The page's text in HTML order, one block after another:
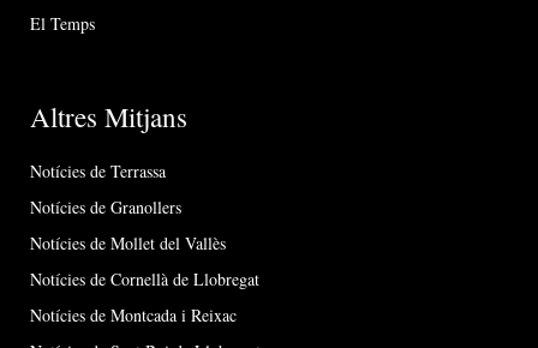
El Temps
Altres Mitjans
Notícies de Terrassa
Notícies de Granollers
Notícies de Mollet del Vallès
Notícies de Cornellà de Llobregat
Notícies de Montcada i Reixac